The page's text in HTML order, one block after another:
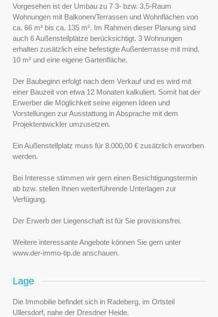
Vorgesehen ist der Umbau zu 7 3- bzw. 3,5-Raum
Wohnungen mit Balkonen/Terrassen und Wohnflächen von
ca. 66 m² bis ca. 135 m². Im Rahmen dieser Planung sind
auch 6 Außenstellplätze berücksichtigt. 3 Wohnungen
erhalten zusätzlich eine befestigte Außenterrasse mit mind.
10 m² und eine eigene Gartenfläche.
Der Baubeginn erfolgt nach dem Verkauf und es wird mit
einer Bauzeit von etwa 12 Monaten kalkuliert. Somit hat der
Erwerber die Möglichkeit seine eigenen Ideen und
Vorstellungen zur Ausstattung in Absprache mit dem
Projektentwickler umzusetzen.
Ein Außenstellplatz muss für 8.000,00 € zusätzlich erworben
werden.
Bei Interesse stimmen wir gern einen Besichtigungstermin
ab bzw. stellen Ihnen weiterführende Unterlagen zur
Verfügung.
Der Erwerb der Liegenschaft ist für Sie provisionsfrei.
Weitere interessante Angebote können Sie gern unter
www.der-immo-tip.de anschauen.
Lage
Die Immobilie befindet sich in Radeberg, im Ortsteil
Ullersdorf, nahe der Dresdner Heide.